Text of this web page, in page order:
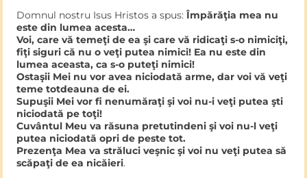
Domnul nostru Isus Hristos a spus:Împărăţia mea nu
este din lumea acesta…
Voi, care vă temeţi de ea şi care vă ridicaţi s-o nimiciţi,
fiţi siguri că nu o veţi putea nimici! Ea nu este din
lumea aceasta, ca s-o puteţi nimici!
Ostaşii Mei nu vor avea niciodată arme, dar voi vă veţi
teme totdeauna de ei.
Supuşii Mei vor fi nenumăraţi şi voi nu-i veţi putea şti
niciodată pe toţi!
Cuvântul Meu va răsuna pretutindeni şi voi nu-l veţi
putea niciodată opri de peste tot.
Prezenţa Mea va străluci veşnic şi voi nu veţi putea să
scăpaţi de ea nicăieri.